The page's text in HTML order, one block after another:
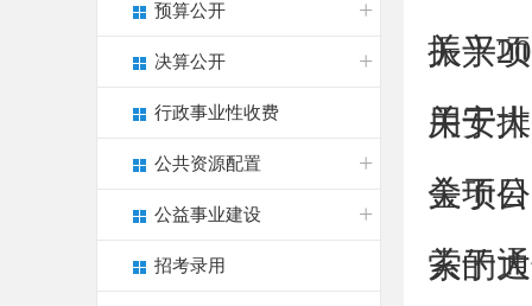
预算公开
决算公开
行政事业性收费
公共资源配置
公益事业建设
招考录用
振兴
关于
用安
关于
金项
关于
索的
关于